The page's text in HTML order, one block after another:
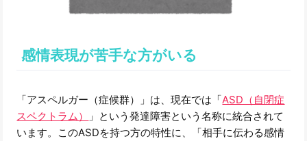
感情表現が苦手な方がいる
「アスペルガー（症候群）」は、現在では「ASD（自閉症
スペクトラム）
」という発達障害という名称に統合されて
います。このASDを持つ方の特性に、「相手に伝わる感情